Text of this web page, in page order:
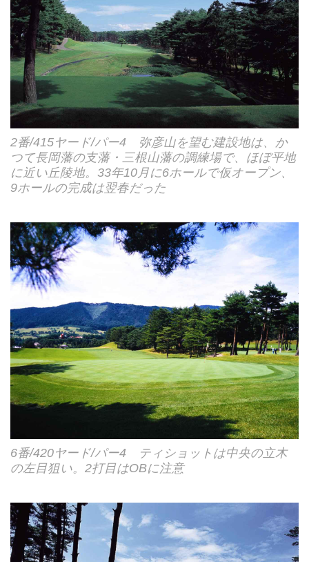
2番/415ヤード/パー4 弥彦山を望む建設地は、か
つて長岡藩の支藩・三根山藩の調練場で、ほぼ平地
に近い丘陵地。33年10月に6ホールで仮オープン、
9ホールの完成は翌春だった
6番/420ヤード/パー4 ティショットは中央の立木
の左目狙い。2打目はOBに注意